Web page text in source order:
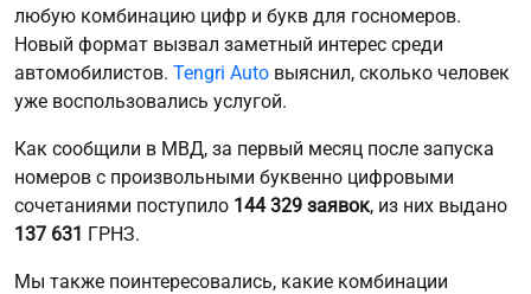
любую комбинацию цифр и букв для госномеров.
Новый формат вызвал заметный интерес среди
автомобилистов. Tengri Auto выяснил, сколько человек
уже воспользовались услугой.
Как сообщили в МВД, за первый месяц после запуска
номеров с произвольными буквенно цифровыми
сочетаниями поступило 144 329 заявок, из них выдано
137 631 ГРНЗ.
Мы также поинтересовались, какие комбинации